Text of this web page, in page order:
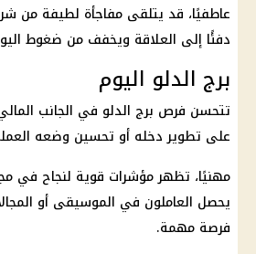
عاطفيًا، قد يتلقى مفاجأة لطيفة من
دفئًا إلى العلاقة ويخفف من ضغوط
برج الدلو اليوم
تتحسن فرص برج الدلو في الجانب
على تطوير دخله أو تحسين وضعه
مهنيًا، تظهر مؤشرات قوية لنجاح في
يحصل العاملون في الموسيقى أو
فرصة مهمة.